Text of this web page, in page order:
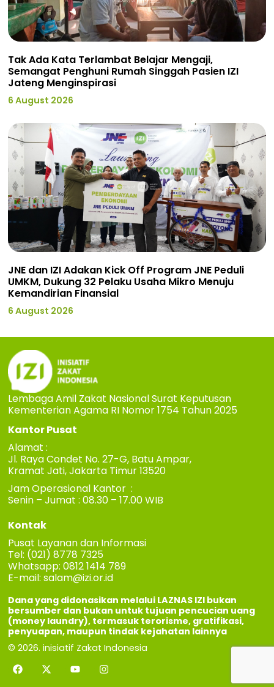
Tak Ada Kata Terlambat Belajar Mengaji,
Semangat Penghuni Rumah Singgah Pasien IZI
Jateng Menginspirasi
6 August 2026
JNE dan IZI Adakan Kick Off Program JNE Peduli
UMKM, Dukung 32 Pelaku Usaha Mikro Menuju
Kemandirian Finansial
6 August 2026
Lembaga Amil Zakat Nasional Surat Keputusan
Kementerian Agama RI Nomor 1754 Tahun 2025
Kantor Pusat
Alamat :
Jl. Raya Condet No. 27-G, Batu Ampar,
Kramat Jati, Jakarta Timur 13520
Jam Operasional Kantor :
Senin – Jumat : 08.30 – 17.00 WIB
Kontak
Pusat Layanan dan Informasi
Tel: (021) 8778 7325
Whatsapp: 0812 1414 789
E-mail:salam@izi.or.id
Dana yang didonasikan melalui LAZNAS IZI bukan
bersumber dan bukan untuk tujuan pencucian uang
(money laundry), termasuk terorisme, gratifikasi,
penyuapan, maupun tindak kejahatan lainnya
© 2026. inisiatif Zakat Indonesia